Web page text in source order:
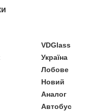
VDGlass
Україна
Лобове
Новий
Аналог
Автобус